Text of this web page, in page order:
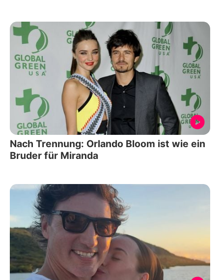
Nach Trennung: Orlando Bloom ist wie ein
Bruder für Miranda